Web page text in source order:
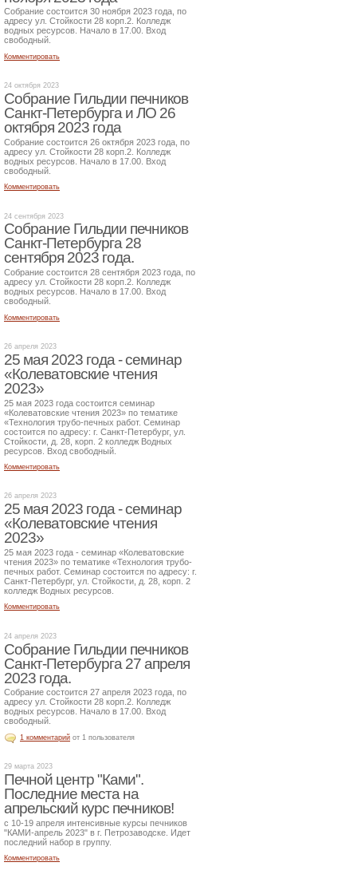
Собрание состоится 30 ноября 2023 года, по
адресу ул. Стойкости 28 корп.2. Колледж
водных ресурсов. Начало в 17.00. Вход
свободный.
Комментировать
24 октября 2023
Собрание Гильдии печников
Санкт-Петербурга и ЛО 26
октября 2023 года
Собрание состоится 26 октября 2023 года, по
адресу ул. Стойкости 28 корп.2. Колледж
водных ресурсов. Начало в 17.00. Вход
свободный.
Комментировать
24 сентября 2023
Собрание Гильдии печников
Санкт-Петербурга 28
сентября 2023 года.
Собрание состоится 28 сентября 2023 года, по
адресу ул. Стойкости 28 корп.2. Колледж
водных ресурсов. Начало в 17.00. Вход
свободный.
Комментировать
26 апреля 2023
25 мая 2023 года - семинар
«Колеватовские чтения
2023»
25 мая 2023 года состоится семинар
«Колеватовские чтения 2023» по тематике
«Технология трубо-печных работ. Семинар
состоится по адресу: г. Санкт-Петербург, ул.
Стойкости, д. 28, корп. 2 колледж Водных
ресурсов. Вход свободный.
Комментировать
26 апреля 2023
25 мая 2023 года - семинар
«Колеватовские чтения
2023»
25 мая 2023 года - семинар «Колеватовские
чтения 2023» по тематике «Технология трубо-
печных работ. Семинар состоится по адресу: г.
Санкт-Петербург, ул. Стойкости, д. 28, корп. 2
колледж Водных ресурсов.
Комментировать
24 апреля 2023
Собрание Гильдии печников
Санкт-Петербурга 27 апреля
2023 года.
Собрание состоится 27 апреля 2023 года, по
адресу ул. Стойкости 28 корп.2. Колледж
водных ресурсов. Начало в 17.00. Вход
свободный.
1 комментарий от 1 пользователя
29 марта 2023
Печной центр "Ками".
Последние места на
апрельский курс печников!
с 10-19 апреля интенсивные курсы печников
"КАМИ-апрель 2023" в г. Петрозаводске. Идет
последний набор в группу.
Комментировать